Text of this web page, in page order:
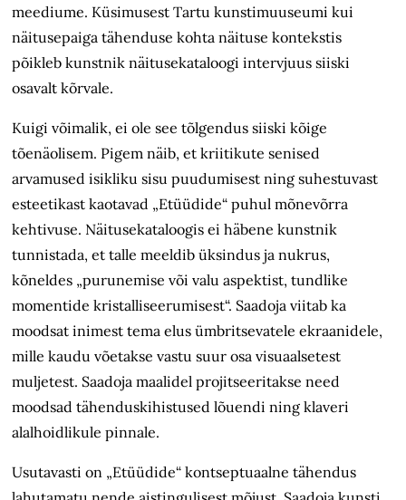
meediume. Küsimusest Tartu kunstimuuseumi kui
näitusepaiga tähenduse kohta näituse kontekstis
põikleb kunstnik näitusekataloogi intervjuus siiski
osavalt kõrvale.
Kuigi võimalik, ei ole see tõlgendus siiski kõige
tõenäolisem. Pigem näib, et kriitikute senised
arvamused isikliku sisu puudumisest ning suhestuvast
esteetikast kaotavad „Etüüdide“ puhul mõnevõrra
kehtivuse. Näitusekataloogis ei häbene kunstnik
tunnistada, et talle meeldib üksindus ja nukrus,
kõneldes „purunemise või valu aspektist, tundlike
momentide kristalliseerumisest“. Saadoja viitab ka
moodsat inimest tema elus ümbritsevatele ekraanidele,
mille kaudu võetakse vastu suur osa visuaalsetest
muljetest. Saadoja maalidel projitseeritakse need
moodsad tähenduskihistused lõuendi ning klaveri
alalhoidlikule pinnale.
Usutavasti on „Etüüdide“ kontseptuaalne tähendus